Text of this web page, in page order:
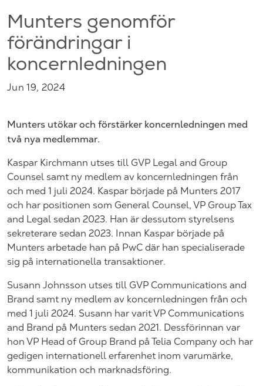
Munters genomför
förändringar i
koncernledningen
Jun 19, 2024
Munters utökar och förstärker koncernledningen med
två nya medlemmar.
Kaspar Kirchmann utses till GVP Legal and Group
Counsel samt ny medlem av koncernledningen från
och med 1 juli 2024. Kaspar började på Munters 2017
och har positionen som General Counsel, VP Group Tax
and Legal sedan 2023. Han är dessutom styrelsens
sekreterare sedan 2023. Innan Kaspar började på
Munters arbetade han på PwC där han specialiserade
sig på internationella transaktioner.
Susann Johnsson utses till GVP Communications and
Brand samt ny medlem av koncernledningen från och
med 1 juli 2024. Susann har varit VP Communications
and Brand på Munters sedan 2021. Dessförinnan var
hon VP Head of Group Brand på Telia Company och har
gedigen internationell erfarenhet inom varumärke,
kommunikation och marknadsföring.